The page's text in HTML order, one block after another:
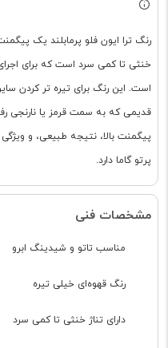
رنگ ترا ایون فلو پرمابلند یک
خنثی تا کمی سرد است که برای
است. این رنگ برای تیره تر کردن
قدیمی که به سمت قرمز یا نارنجی
پیگمنت بالا، نتیجه طبیعی، و
پرتو گاما دارد.
مشخصات فنی
مناسب تاتو و شیدینگ ابرو
رنگ قهوه‌ای خیلی تیره
دارای تناژ خنثی تا کمی سرد